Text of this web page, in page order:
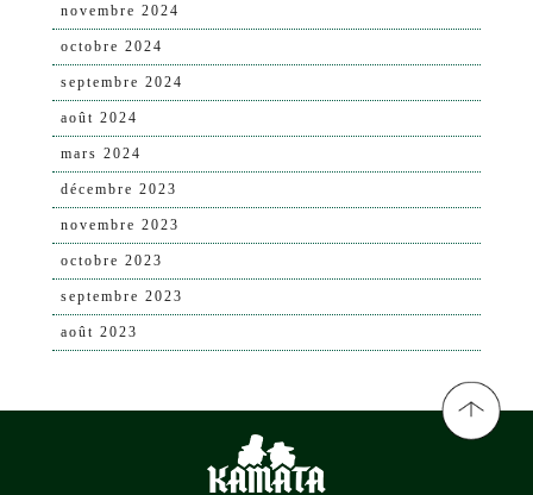
novembre 2024
octobre 2024
septembre 2024
août 2024
mars 2024
décembre 2023
novembre 2023
octobre 2023
septembre 2023
août 2023